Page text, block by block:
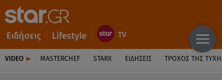
Ειδήσεις Lifestyle
VIDEO MASTERCHEF STARX ΕΙΔΉΣΕΙΣ ΤΡΟΧΌΣ ΤΗΣ